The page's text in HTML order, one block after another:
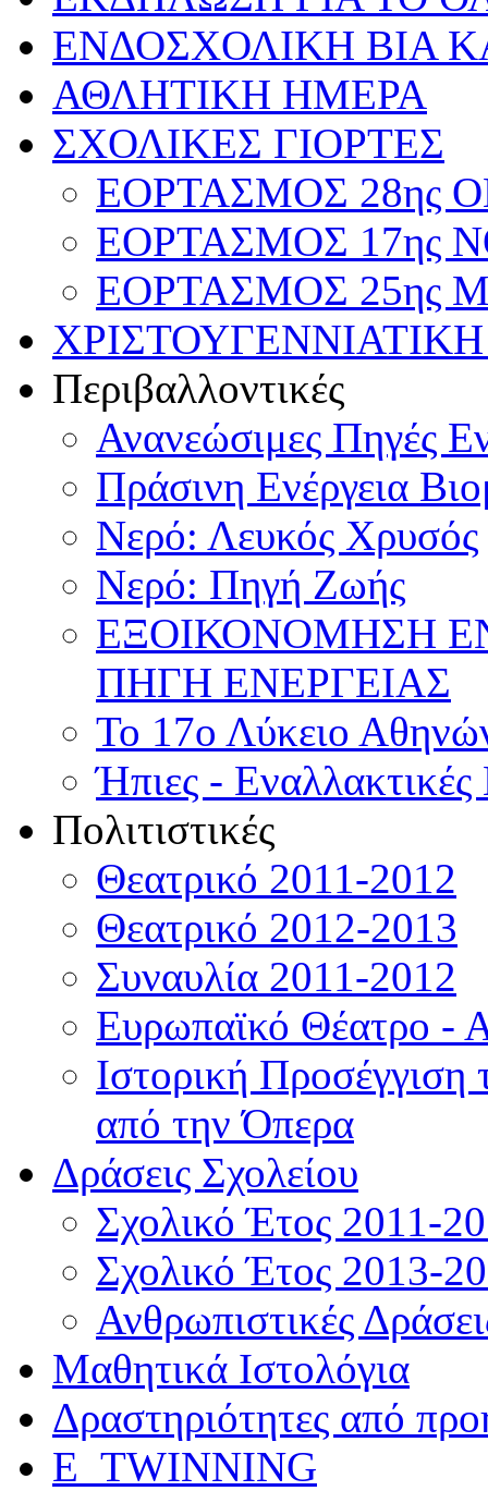
ΕΝΔΟΣΧΟΛΙΚΗ ΒΙΑ
ΑΘΛΗΤΙΚΗ ΗΜΕΡΑ
ΣΧΟΛΙΚΕΣ ΓΙΟΡΤΕΣ
ΕΟΡΤΑΣΜΟΣ 28ης
ΕΟΡΤΑΣΜΟΣ 17ης
ΕΟΡΤΑΣΜΟΣ 25ης
Περιβαλλοντικές
Ανανεώσιμες Πηγές
Πράσινη Ενέργεια
Νερό: Λευκός Χρυσός
Νερό: Πηγή Ζωής
ΕΞΟΙΚΟΝΟΜΗΣΗ
ΠΗΓΗ ΕΝΕΡΓΕΙΑΣ
Το 17ο Λύκειο
Ήπιες -
Πολιτιστικές
Θεατρικό 2011-2012
Θεατρικό 2012-2013
Συναυλία 2011-2012
Ευρωπαϊκό Θέατρο -
Ιστορική
από την Όπερα
Δράσεις Σχολείου
Σχολικό Έτος 2011-
Σχολικό Έτος 2013-
Ανθρωπιστικές
Μαθητικά Ιστολόγια
Δραστηριότητες από
E_TWINNING